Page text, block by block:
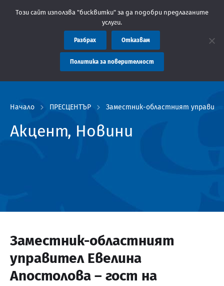
Областна администрация Пловдив препоръчва заплащането
Начало ПРЕСЦЕНТЪР Заместник-областният
Акцент, Новини
Заместник-областният
управител Евелина
Апостолова – гост на
Този сайт използва "бисквитки" за да подобри предлаганите
услуги.
Разбрах Отказвам
Политика за поверителност